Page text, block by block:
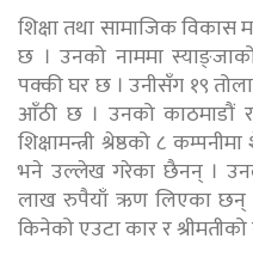
शिक्षा तथा सामाजिक विकास
छ । उनको नाममा
पक्की घर छ । उनीसँग १९
आँठी छ । उनको काठमाडौं
शिक्षामन्त्री श्रेष्ठको ८
भने उल्लेख गरेका छैनन् ।
लाख रुपैयाँ ऋण लिएका छन्
किनेको एउटा कार र